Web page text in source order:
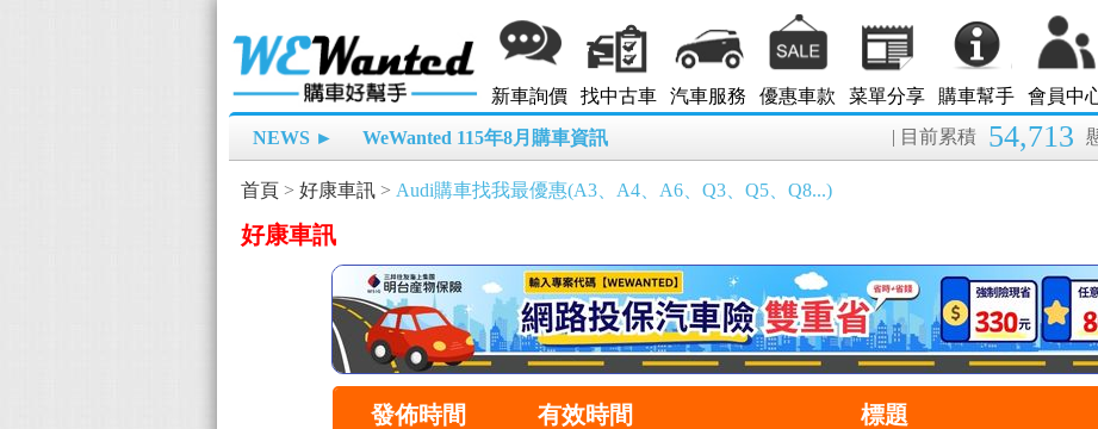
新車詢價 找中古車 汽車服務 優惠車款 菜單分享 購車幫手 會員中
NEWS ► WeWanted 115年8月購車資訊 | 目前累積 54,713
首頁 > 好康車訊 > Audi購車找我最優惠(A3、A4、A6、Q3、Q5、Q8...)
好康車訊
發佈時間 有效時間 標題